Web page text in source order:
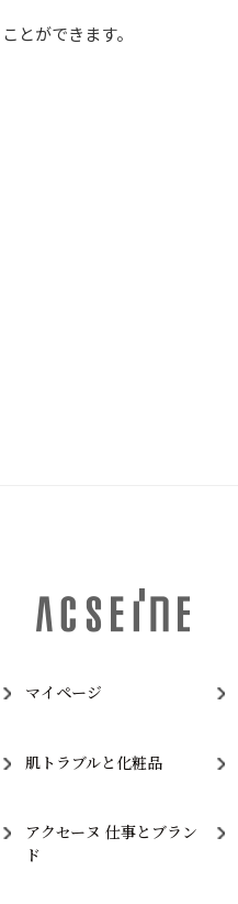
とができます。
マイページ
肌トラブルと化粧品
アクセーヌ 仕事とブラン
ド